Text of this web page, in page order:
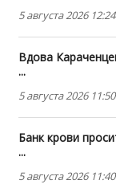
5 августа 2026 12:24
Вдова
...
5 августа 2026 11:50
Банк крови
...
5 августа 2026 11:40